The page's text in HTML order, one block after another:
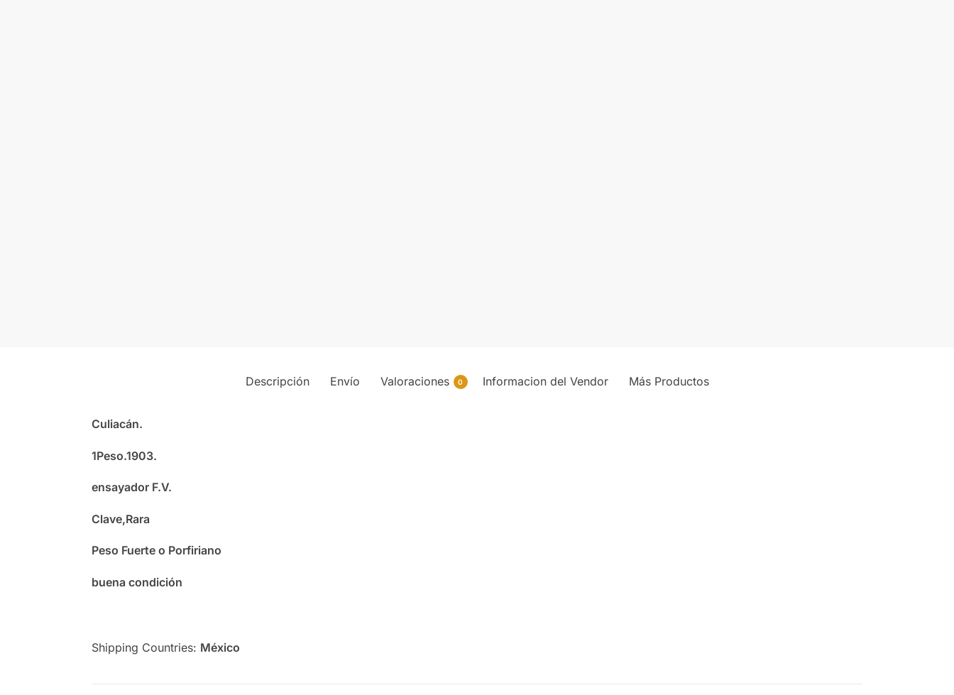
Descripción Envío Valoraciones 0 Informacion del Vendor Más Productos
Culiacán.
1Peso.1903.
ensayador F.V.
Clave,Rara
Peso Fuerte o Porfiriano
buena condición
Shipping Countries: México